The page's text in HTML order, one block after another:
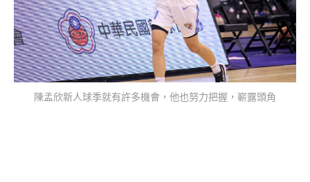
陳孟欣新人球季就有許多機會，他也努力把握，嶄露頭角